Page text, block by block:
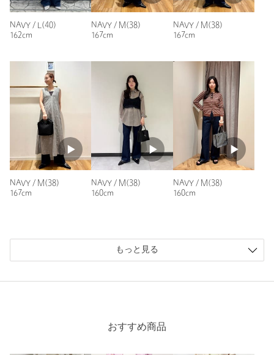
NAVY / L(40)
162cm
NAVY / M(38)
167cm
NAVY / M(38)
167cm
NAVY / M(38)
167cm
NAVY / M(38)
160cm
NAVY / M(38)
160cm
もっと見る
おすすめ商品